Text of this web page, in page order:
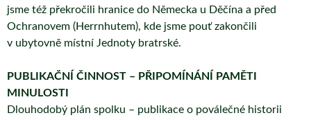
jsme též překročili hranice do Německa u Děčína a před
Ochranovem (Herrnhutem), kde jsme pouť zakončili
v ubytovně místní Jednoty bratrské.
PUBLIKAČNÍ ČINNOST – PŘIPOMÍNÁNÍ PAMĚTI
MINULOSTI
Dlouhodobý plán spolku – publikace o poválečné historii